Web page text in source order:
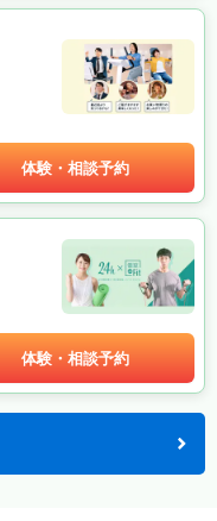
体験・相談予約
体験・相談予約